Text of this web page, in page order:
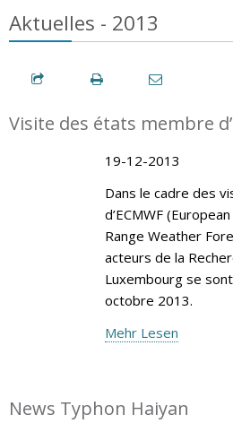
Aktuelles - 2013
Visite des états membre
19-12-2013
Dans le cadre des
d’ECMWF
Range Weather
acteurs de la
Luxembourg se
octobre 2013.
Mehr Lesen
News Typhon Haiyan